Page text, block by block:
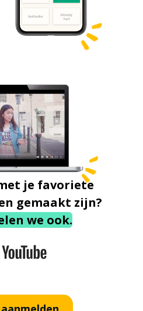
je favoriete
gemaakt zijn?
we ook.